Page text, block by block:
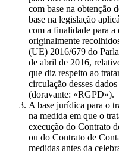
com base na obtenção
base na legislação
com a finalidade para a
originalmente
(UE) 2016/679 do
de abril de 2016,
que diz respeito ao
circulação desses
(doravante: «RGPD»).
A base jurídica para o
na medida em que o
execução do Contrato
ou do Contrato de
medidas antes da